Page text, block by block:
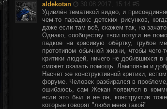
aldekotan 30.08.2017, 15:14 #5
Удивлён тематикой видео, и
чем-то парадокс детских рисунков,
даже если там всё, скажем так, на
Однако, сообществу твои потуги не
падкое на красивую обёртку, грубое
прототипом обычной жизни, чтобы
критики людей, ничего не добившихся
сможет оказать помощь. Ламповым и
Насчёт же конструктивной критики,
форуме. Человек разбирался в
ошибаюсь, сам Жекан появился в
если это был и не он, конструктив
которые говорят "люби меня такой"